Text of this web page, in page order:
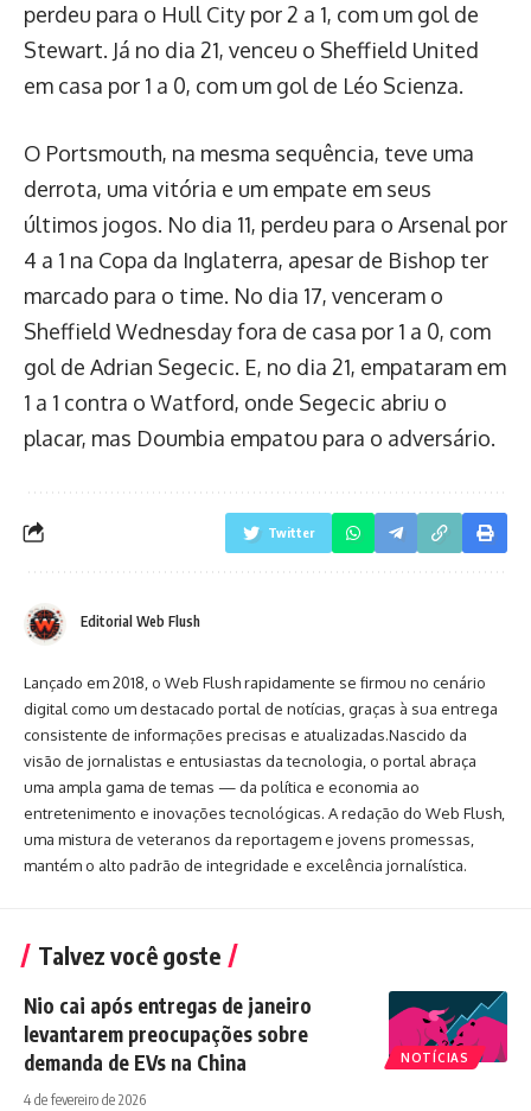
perdeu para o Hull City por 2 a 1, com um gol de
Stewart. Já no dia 21, venceu o Sheffield United
em casa por 1 a 0, com um gol de Léo Scienza.
O Portsmouth, na mesma sequência, teve uma
derrota, uma vitória e um empate em seus
últimos jogos. No dia 11, perdeu para o Arsenal por
4 a 1 na Copa da Inglaterra, apesar de Bishop ter
marcado para o time. No dia 17, venceram o
Sheffield Wednesday fora de casa por 1 a 0, com
gol de Adrian Segecic. E, no dia 21, empataram em
1 a 1 contra o Watford, onde Segecic abriu o
placar, mas Doumbia empatou para o adversário.
Twitter
Editorial Web Flush
Lançado em 2018, o Web Flush rapidamente se firmou no cenário
digital como um destacado portal de notícias, graças à sua entrega
consistente de informações precisas e atualizadas.Nascido da
visão de jornalistas e entusiastas da tecnologia, o portal abraça
uma ampla gama de temas — da política e economia ao
entretenimento e inovações tecnológicas. A redação do Web Flush,
uma mistura de veteranos da reportagem e jovens promessas,
mantém o alto padrão de integridade e excelência jornalística.
Talvez você goste
NOTÍCIAS
Nio cai após entregas de janeiro
levantarem preocupações sobre
demanda de EVs na China
4 de fevereiro de 2026